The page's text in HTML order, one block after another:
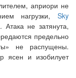
априори не
нагрузки, Sky
Атака не затянута,
предельно
не распущены.
ясен и изобилует